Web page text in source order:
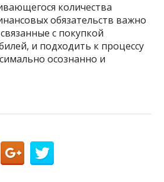
количества
обязательств важно
с покупкой
и подходить к процессу
осознанно и